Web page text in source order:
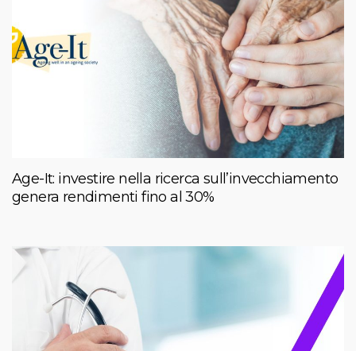
Age-It: investire nella ricerca sull’invecchiamento
genera rendimenti fino al 30%